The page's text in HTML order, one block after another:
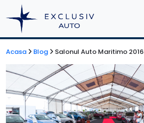
Acasa Blog Salonul Auto Maritimo 2016